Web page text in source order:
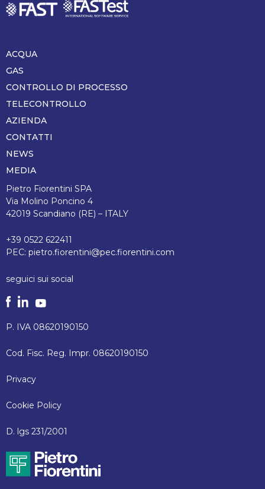
Piè
di
pagina
ACQUA
GAS
CONTROLLO DI PROCESSO
TELECONTROLLO
AZIENDA
CONTATTI
NEWS
MEDIA
Pietro Fiorentini SPA
Via Molino Poncino 4
42019 Scandiano (RE) – ITALY
+39 0522 622411
PEC: pietro.fiorentini@pec.fiorentini.com
seguici sui social
P. IVA 08620190150
Cod. Fisc. Reg. Impr. 08620190150
Privacy
Cookie Policy
D. lgs 231/2001